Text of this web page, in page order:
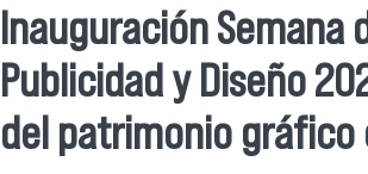
Inauguración Semana
Publicidad y Diseño
del patrimonio gráfico